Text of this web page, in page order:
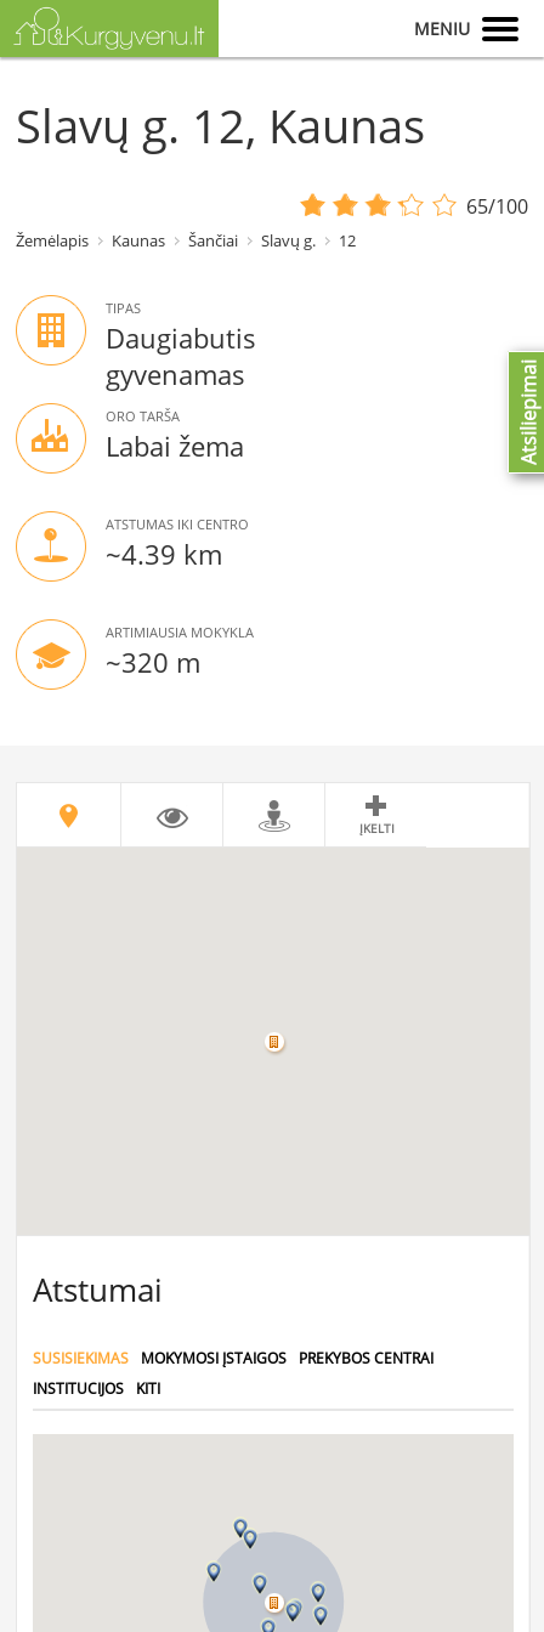
MENIU
Slavų g. 12, Kaunas
65/100
Žemėlapis Kaunas Šančiai Slavų g. 12
TIPAS
Daugiabutis
gyvenamas
ORO TARŠA
Labai žema
ATSTUMAS IKI CENTRO
~4.39 km
ARTIMIAUSIA MOKYKLA
~320 m
ĮKELTI
Atstumai
SUSISIEKIMAS MOKYMOSI ĮSTAIGOS
PREKYBOS CENTRAI
INSTITUCIJOS
KITI
Atsiliepimai